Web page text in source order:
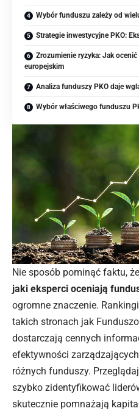
Wybór funduszu zależy od
Strategie inwestycyjne PKO:
Zrozumienie ryzyka: Jak
europejskim
Analiza funduszy PKO daje
Wybór właściwego funduszu
Nie sposób pominąć faktu, że
jaki eksperci oceniają
ogromne znaczenie.
takich stronach jak
dostarczają cennych
efektywności
różnych funduszy.
szybko zidentyfikować
skutecznie pomnażają